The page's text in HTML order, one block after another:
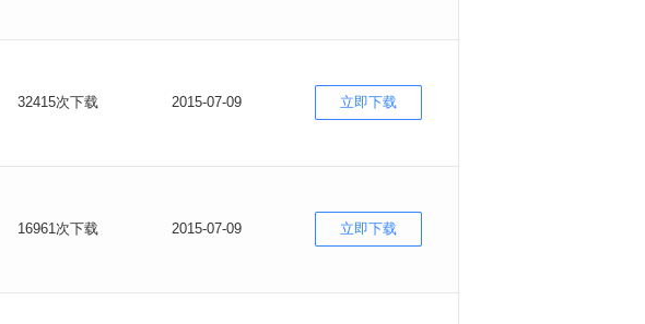
32415次下载 2015-07-09 立即下载
16961次下载 2015-07-09 立即下载